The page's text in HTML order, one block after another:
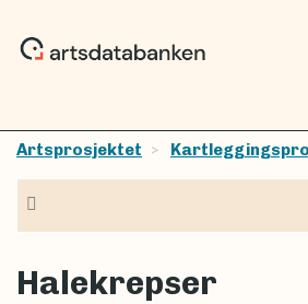
Artsprosjektet
Halekrepser